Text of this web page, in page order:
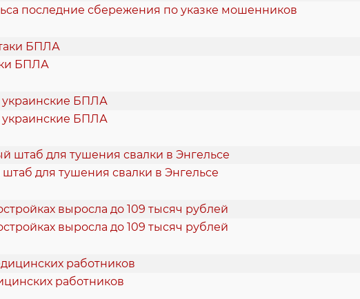
последние сбережения по указке мошенников
БПЛА
украинские БПЛА
для тушения свалки в Энгельсе
выросла до 109 тысяч рублей
работников